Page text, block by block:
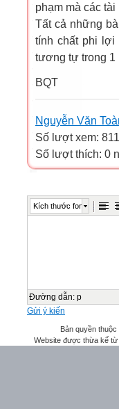
phạm mà các
Tất cả những
tính chất phi lợi
tương tự trong 1
BQT
Nguyễn Văn
Số lượt xem: 811
Số lượt thích: 0
Kích thước font
Đường dẫn: p
Gửi ý kiến
Bản quyền
Website được thừa kế từ